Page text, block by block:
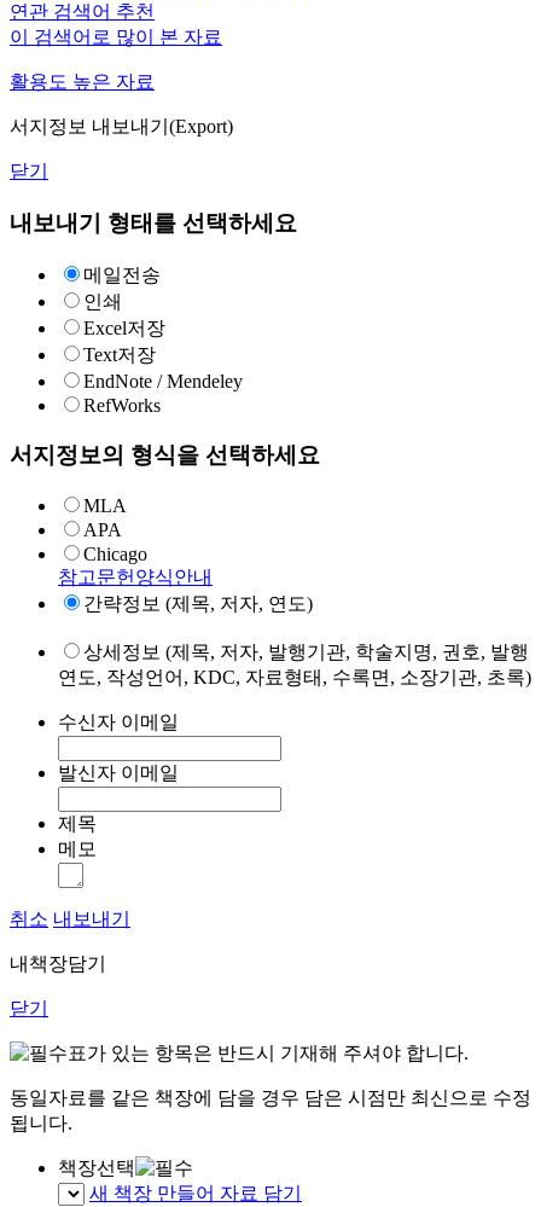
연관 검색어 추천
이 검색어로 많이 본 자료
활용도 높은 자료
서지정보 내보내기(Export)
닫기
내보내기 형태를 선택하세요
메일전송
인쇄
Excel저장
Text저장
EndNote / Mendeley
RefWorks
서지정보의 형식을 선택하세요
MLA
APA
Chicago
참고문헌양식안내
간략정보 (제목, 저자, 연도)
상세정보 (제목, 저자, 발행기관, 학술지명, 권호, 발행
연도, 작성언어, KDC, 자료형태, 수록면, 소장기관, 초록)
수신자 이메일
발신자 이메일
제목
메모
취소 내보내기
내책장담기
닫기
표가 있는 항목은 반드시 기재해 주셔야 합니다.
동일자료를 같은 책장에 담을 경우 담은 시점만 최신으로 수정
됩니다.
책장선택
새 책장 만들어 자료 담기